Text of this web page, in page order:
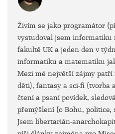
Živím se jako programátor
vystudoval jsem
fakultě UK a jeden den v
informatiku a matematiku
Mezi mé největší zájmy
děti), fantasy a sci-fi (tvorba
čtení a psaní povídek,
přemýšlení (o Bohu, politice,
Jsem libertarián-